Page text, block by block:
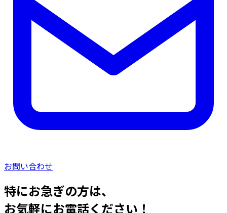
お問い合わせ
特にお急ぎの方は、
お気軽にお電話ください！